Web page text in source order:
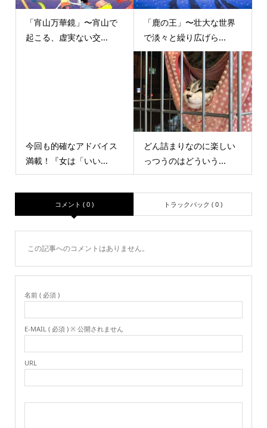
「宵山万華鏡」〜宵山で
起こる、虚実ない交...
「鹿の王」〜壮大な世界
で淡々と繰り広げら...
今回も的確なアドバイス
満載！『女は「いい...
どん詰まりなのに楽しい
っつうのはどういう...
コメント ( 0 ) トラックバック ( 0 )
この記事へのコメントはありません。
名前 ( 必須 )
E-MAIL ( 必須 ) ※ 公開されません
URL